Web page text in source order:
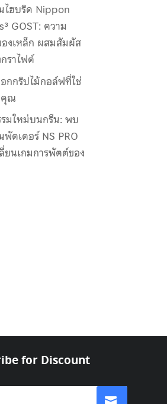
ไฮบริด Nippon
GOST: ความ
งเหล็ก ผสมสัมผัส
ราไฟต์
กกริปไม้กอล์ฟที่ใช่
คุณ
มใหม่บนกรีน: พบ
ตเตอร์ NS PRO
ยนเกมการพัตต์ของ
for Discount